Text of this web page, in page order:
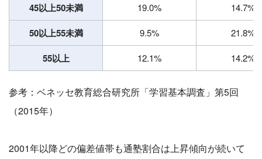
45以上50未満 19.0% 14.7%
50以上55未満 9.5% 21.8%
55以上 12.1% 14.2%
参考：ベネッセ教育総合研究所「学習基本調査」第5回
（2015年）
2001年以降どの偏差値帯も通塾割合は上昇傾向が続いて